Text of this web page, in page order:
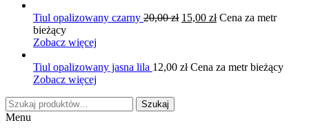
Tiul opalizowany czarny 20,00zł Pierwotna
15,00 złAktualna
Cena za metr
bieżący
Zobacz więcej
Tiul opalizowany jasna lila 12,00 złCena za metr bieżący
Zobacz więcej
Szukaj:
Szukaj
Menu